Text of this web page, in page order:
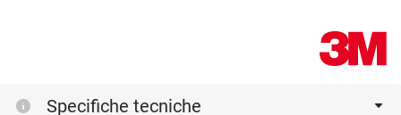
Specifiche tecniche